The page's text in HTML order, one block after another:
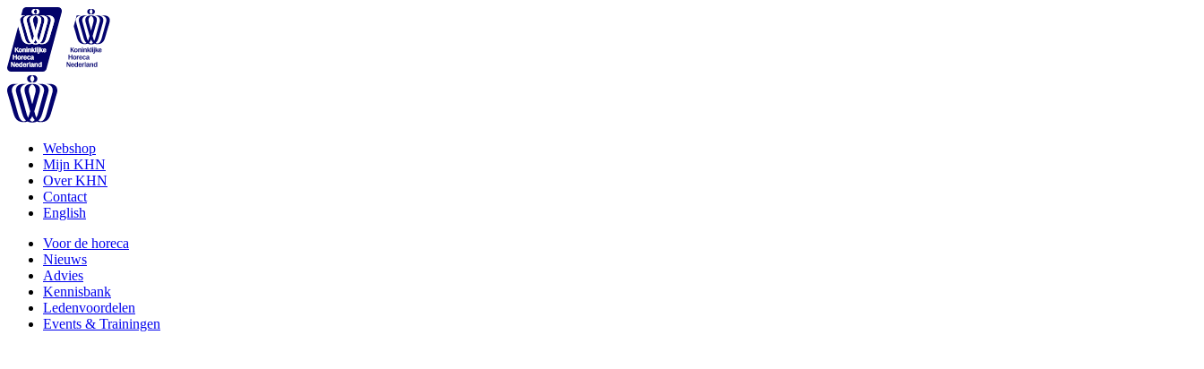
Webshop
Mijn KHN
Over KHN
Contact
English
Voor de horeca
Nieuws
Advies
Kennisbank
Ledenvoordelen
Events & Trainingen